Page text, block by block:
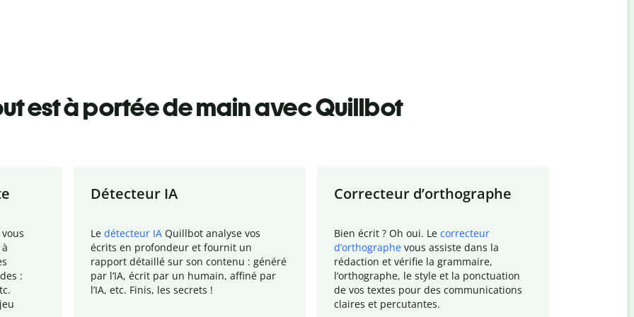
est à portée de main avec Quillbot
:
Détecteur IA
Le détecteur IA Quillbot analyse vos
écrits en profondeur et fournit un
rapport détaillé sur son contenu : généré
par l’IA, écrit par un humain, affiné par
l’IA, etc. Finis, les secrets !
Correcteur d’orthographe
Bien écrit ? Oh oui. Le correcteur
d’orthographe vous assiste dans la
rédaction et vérifie la grammaire,
l’orthographe, le style et la ponctuation
de vos textes pour des communications
claires et percutantes.